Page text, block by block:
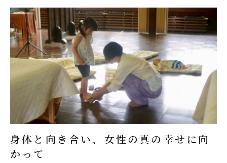
身体と向き合い、女性の真の幸せに向
かって